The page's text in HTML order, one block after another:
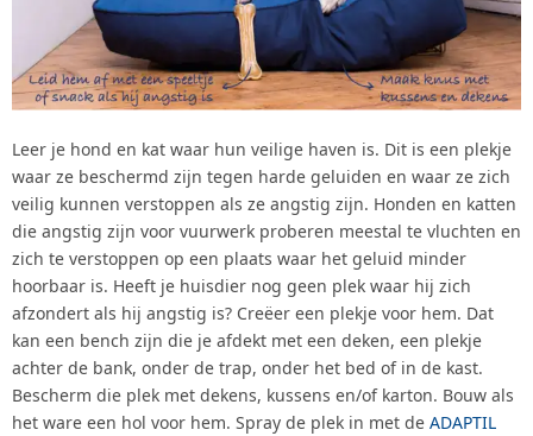
Leer je hond en kat waar hun veilige haven is. Dit is een plekje
waar ze beschermd zijn tegen harde geluiden en waar ze zich
veilig kunnen verstoppen als ze angstig zijn. Honden en katten
die angstig zijn voor vuurwerk proberen meestal te vluchten en
zich te verstoppen op een plaats waar het geluid minder
hoorbaar is. Heeft je huisdier nog geen plek waar hij zich
afzondert als hij angstig is? Creëer een plekje voor hem. Dat
kan een bench zijn die je afdekt met een deken, een plekje
achter de bank, onder de trap, onder het bed of in de kast.
Bescherm die plek met dekens, kussens en/of karton. Bouw als
het ware een hol voor hem. Spray de plek in met de ADAPTIL